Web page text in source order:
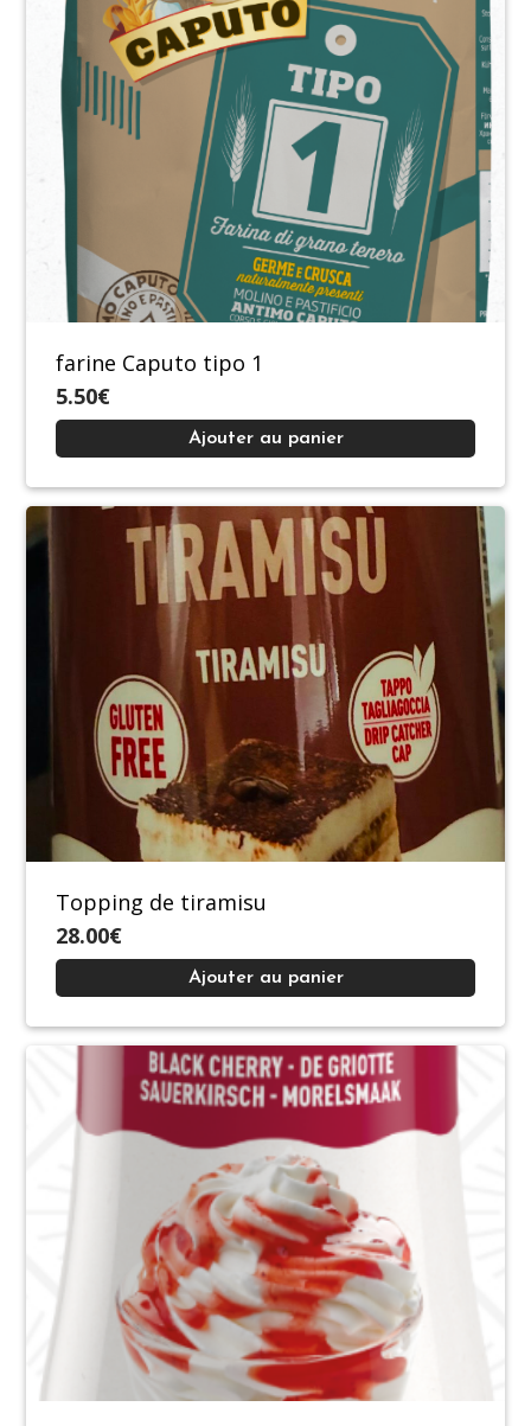
farine Caputo tipo 1
5.50€
Ajouter au panier
Topping de tiramisu
28.00€
Ajouter au panier